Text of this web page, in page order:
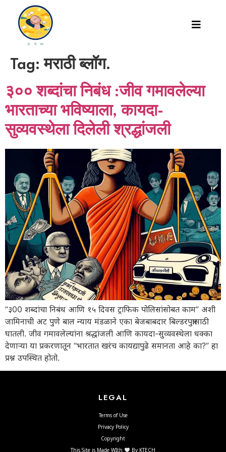
Tag:मराठी ब्लॉग.
३०० शब्दांचा निबंध :जीव गमावलेल्या
भारताच्या भविष्याला, कायदा-
सुव्यवस्थेला दिलेली श्रद्धांजली
“३00 शब्दांचा निबंध आणि १५ दिवस ट्राफिक पोलिसांसोबत काम” अशी
जामिनाची अट पुणे बाल न्याय मंडळाने एका बेजबाबदार बिल्डरपुत्रासाठी
घातली. जीव गमावलेल्यांना श्रद्धांजली आणि कायदा-सुव्यवस्थेला धक्का
देणाऱ्या या प्रकरणातून “भारतात खरंच कायद्यापुढे समानता आहे का?” हा
प्रश्न उपस्थित होतो.
LEGAL
Terms of Use
Privacy Policy
Copyright
This Site is Made WIth
By KTECH